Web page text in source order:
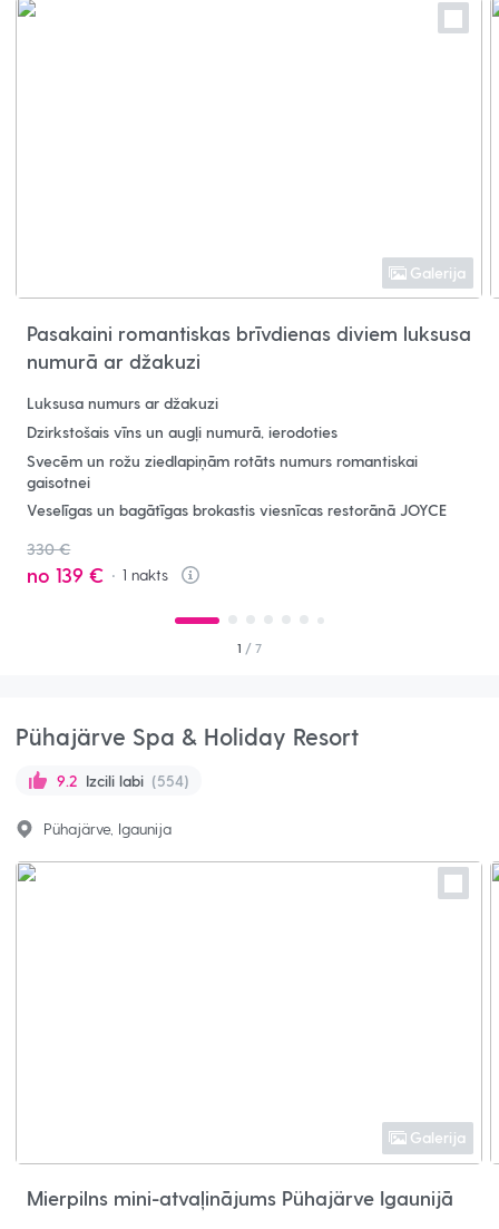
Galerija
Pasakaini romantiskas brīvdienas diviem luksusa
numurā ar džakuzi
Luksusa numurs ar džakuzi
Dzirkstošais vīns un augļi numurā, ierodoties
Svecēm un rožu ziedlapiņām rotāts numurs romantiskai
gaisotnei
Veselīgas un bagātīgas brokastis viesnīcas restorānā JOYCE
330 €
no 139 € 1nakts
Info
1 / 7
Pühajärve Spa & Holiday Resort
9.2 Izcili labi (554)
Pühajärve, Igaunija
Galerija
Mierpilns mini-atvaļinājums Pühajärve Igaunijā